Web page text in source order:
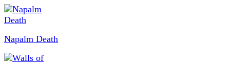
Napalm Death